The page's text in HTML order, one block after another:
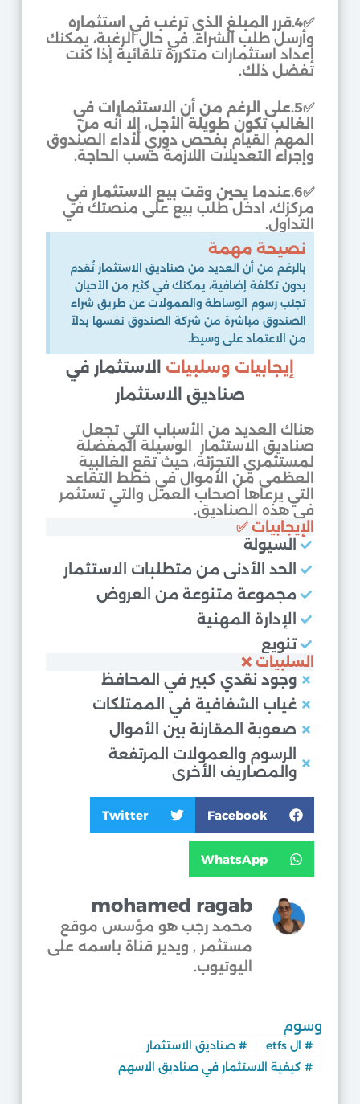
✅4.قرر المبلغ الذي ترغب في استثماره
وأرسل طلب الشراء. في حال الرغبة، يمكنك
إعداد استثمارات متكررة تلقائية إذا كنت
تفضل ذلك.
✅ 5.على الرغم من أن الاستثمارات في
الغالب تكون طويلة الأجل، إلا أنه من
المهم القيام بفحص دوري لأداء الصندوق
وإجراء التعديلات اللازمة حسب الحاجة.
✅6.عندما يحين وقت بيع الاستثمار في
مركزك، ادخل طلب بيع على منصتك في
التداول.
نصيحة مهمة
بالرغم من أن العديد من صناديق الاستثمار تُقدم
بدون تكلفة إضافية، يمكنك في كثير من الأحيان
تجنب رسوم الوساطة والعمولات عن طريق شراء
الصندوق مباشرة من شركة الصندوق نفسها بدلاً
من الاعتماد على وسيط.
إيجابيات وسلبيات الاستثمار في
صناديق الاستثمار
هناك العديد من الأسباب التي تجعل
صناديق الاستثمار الوسيلة المفضلة
لمستثمري التجزئة، حيث تقع الغالبية
العظمى من الأموال في خطط التقاعد
التي يرعاها أصحاب العمل والتي تستثمر
في هذه الصناديق.
الإيجابيات✅
السيولة
الحد الأدنى من متطلبات الاستثمار
مجموعة متنوعة من العروض
الإدارة المهنية
تنويع
السلبيات ❌
وجود نقدي كبير في المحافظ
غياب الشفافية في الممتلكات
صعوبة المقارنة بين الأموال
الرسوم والعمولات المرتفعة
والمصاريف الأخرى
Facebook
Twitter
WhatsApp
mohamed ragab
محمد رجب هو مؤسس موقع
مستثمر , ويدير قناة باسمه على
اليوتيوب.​
وسوم
#ال etfs #صناديق الاستثمار
#كيفية الاستثمار في صناديق الاسهم